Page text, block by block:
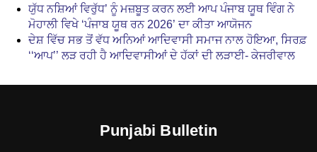
ਯੁੱਧ ਨਸ਼ਿਆਂ ਵਿਰੁੱਧ’ ਨੂੰ ਮਜ਼ਬੂਤ ਕਰਨ ਲਈ ਆਪ ਪੰਜਾਬ ਯੂਥ ਵਿੰਗ ਨੇ
ਮੋਹਾਲੀ ਵਿਖੇ ‘ਪੰਜਾਬ ਯੂਥ ਰਨ 2026’ ਦਾ ਕੀਤਾ ਆਯੋਜਨ
ਦੇਸ਼ ਵਿੱਚ ਸਭ ਤੋਂ ਵੱਧ ਅਨਿਆਂ ਆਦਿਵਾਸੀ ਸਮਾਜ ਨਾਲ ਹੋਇਆ, ਸਿਰਫ਼
‘‘ਆਪ’’ ਲੜ ਰਹੀ ਹੈ ਆਦਿਵਾਸੀਆਂ ਦੇ ਹੱਕਾਂ ਦੀ ਲੜਾਈ- ਕੇਜਰੀਵਾਲ
Punjabi Bulletin